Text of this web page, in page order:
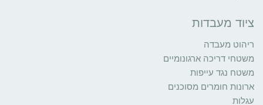
ציוד מעבדות
ריהוט מעבדה
משטחי דריכה ארגונומיים
משטח נגד עייפות
ארונות חומרים מסוכנים
עגלות